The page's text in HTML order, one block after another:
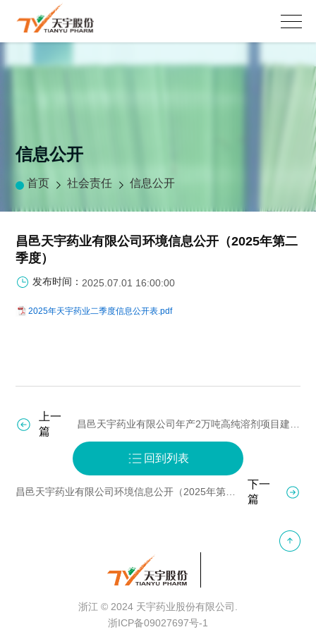
信息公开
首页 社会责任 信息公开
昌邑天宇药业有限公司环境信息公开（2025年第二
季度）
发布时间： 2025.07.01 16:00:00
2025年天宇药业二季度信息公开表.pdf
上一
篇
回到列表
下一
篇
浙江 © 2024 天宇药业股份有限公司.
浙ICP备09027697号-1